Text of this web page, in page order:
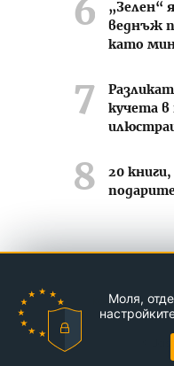
„Зелен“
веднъж
като
кучета в
20
Контакти
©
Моля,